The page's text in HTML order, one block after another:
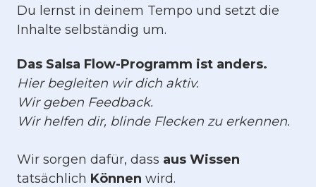
Du lernst in deinem Tempo und setzt die
Inhalte selbständig um.
Das Salsa Flow-Programm ist anders.
Hier begleiten wir dich aktiv.
Wir geben Feedback.
Wir helfen dir, blinde Flecken zu erkennen.
Wir sorgen dafür, dass aus Wissen
tatsächlich Können wird.